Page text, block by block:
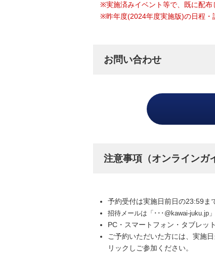
※実施済みイベント等で、既に配布
※昨年度(2024年度実施版)の日程・
お問い合わせ
注意事項（オンラインガ
予約受付は実施日前日の23:59ま
招待メールは「･･･@kawai-juku.jp
PC・スマートフォン・タブレッ
ご予約いただいた方には、実施日
リックしご参加ください。